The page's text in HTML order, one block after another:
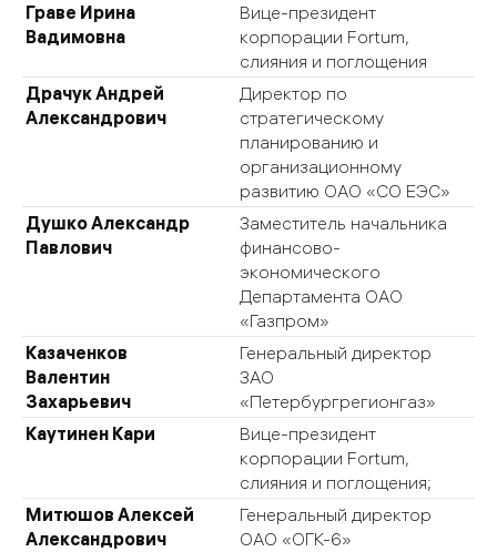
Граве Ирина
Вадимовна
Вице-президент
корпорации Fortum,
слияния и поглощения
Драчук Андрей
Александрович
Директор по
стратегическому
планированию и
организационному
развитию ОАО «СО ЕЭС»
Душко Александр
Павлович
Заместитель начальника
финансово-
экономического
Департамента ОАО
«Газпром»
Казаченков
Валентин
Захарьевич
Генеральный директор
ЗАО
«Петербургрегионгаз»
Каутинен Кари
Вице-президент
корпорации Fortum,
слияния и поглощения;
Митюшов Алексей
Александрович
Генеральный директор
ОАО «ОГК-6»